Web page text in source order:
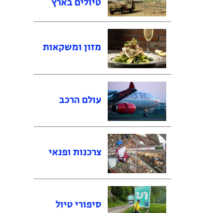
מזון ומשקאות
עולם הרכב
צרכנות ופנאי
סיפורי טיול